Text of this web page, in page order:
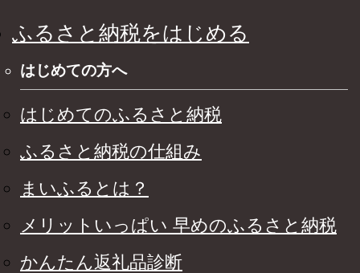
ふるさと納税をはじめる
はじめての方へ
はじめてのふるさと納税
ふるさと納税の仕組み
まいふるとは？
メリットいっぱい 早めのふるさと納税
かんたん返礼品診断